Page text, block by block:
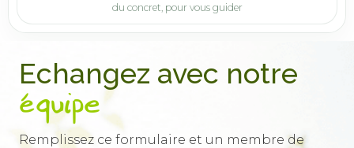
9
10 Cliché 00:42
11 Fierté
du concret, pour vous guider
Echangez avec notre
équipe
Remplissez ce formulaire et un membre de